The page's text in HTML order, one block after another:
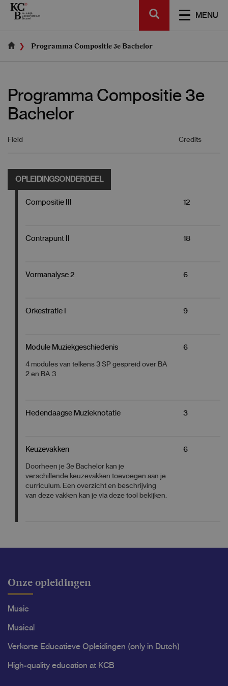
Skip
MENU
SEARCH
Programma Compositie 3e Bachelor
Programma Compositie 3e
Bachelor
Field Credits
OPLEIDINGSONDERDEEL
Compositie III 12
Contrapunt II 18
Vormanalyse 2 6
Orkestratie I 9
Module Muziekgeschiedenis
4 modules van telkens 3 SP gespreid over BA
2 en BA 3
6
Hedendaagse Muzieknotatie 3
Keuzevakken
Doorheen je 3e Bachelor kan je
verschillende keuzevakken toevoegen aan je
curriculum. Een overzicht en beschrijving
van deze vakken kan je via deze tool bekijken.
6
Onze opleidingen
Music
Musical
Verkorte Educatieve Opleidingen (only in Dutch)
High-quality education at KCB